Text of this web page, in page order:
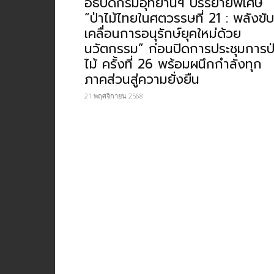
“ป่าไม้ไทยในศตวรรษที่ 21 : พลังขับ
เคลื่อนการอนุรักษ์ยุคใหม่ด้วย
นวัตกรรม” ก่อนปิดการประชุมการ
ไม้ ครั้งที่ 26 พร้อมผนึกกำลังทุก
ภาคส่วนสู่ความยั่งยืน
21 พฤศจิกายน 2568